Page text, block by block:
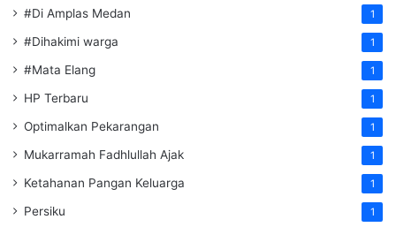
#Di Amplas Medan 1
#Dihakimi warga 1
#Mata Elang 1
HP Terbaru 1
Optimalkan Pekarangan 1
Mukarramah Fadhlullah Ajak 1
Ketahanan Pangan Keluarga 1
Persiku 1